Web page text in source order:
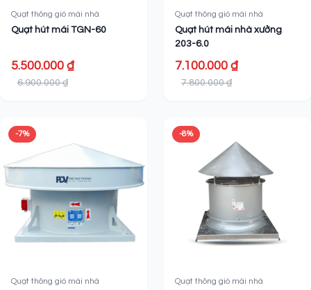
Quạt thông gió mái nhà
Quạt hút mái TGN-60
5.500.000 ₫
6.900.000 ₫
Quạt thông gió mái nhà
Quạt hút mái nhà xưởng
203-6.0
7.100.000 ₫
7.800.000 ₫
-7%
Quạt thông gió mái nhà
-8%
Quạt thông gió mái nhà